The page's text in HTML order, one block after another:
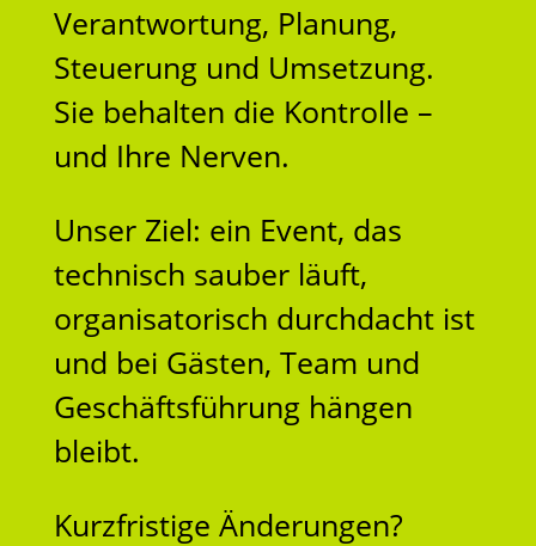
Verantwortung, Planung,
Steuerung und Umsetzung.
Sie behalten die Kontrolle –
und Ihre Nerven.
Unser Ziel: ein Event, das
technisch sauber läuft,
organisatorisch durchdacht ist
und bei Gästen, Team und
Geschäftsführung hängen
bleibt.
Kurzfristige Änderungen?